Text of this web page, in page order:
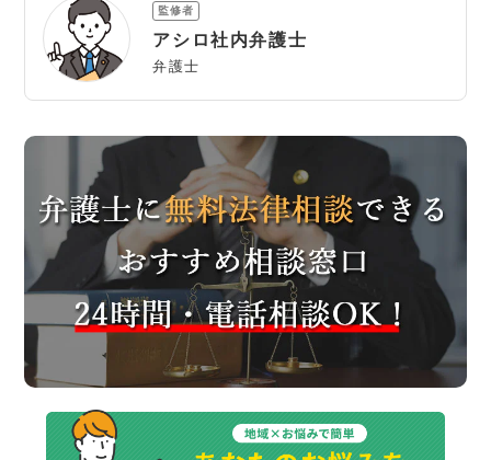
刑事事件
債務整理
離婚問題
交通事故
遺産相続
労働問題
債権回収
IT・ネット
AI Search Premium
掲載をご検討の弁護士の方へ
監修者
アシロ社内弁護士
弁護士